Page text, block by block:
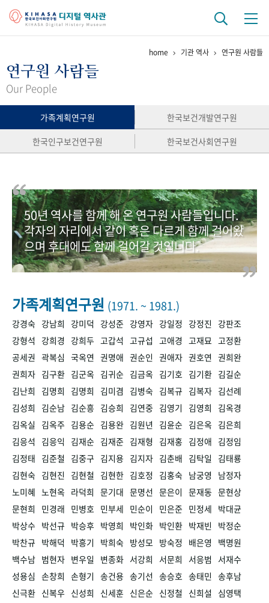
걸어온 길 기관 변천사
연구 역사
정책과 연구 키워드로 보는 연구 역사
연구자들
간행물 변천사
기록물 아카이브
사진 아카이브 문서 기록물 행정박물 영상 기록물
50+1주년 기념
+1
VR 역사관
home 기관 역사 연구원 사람들
연구원 사람들
Our People
가족계획연구원
한국보건개발연구원
한국인구보건연구원
한국보건사회연구원
50년 역사를 함께 해 온 연구원 사람들입니다.
각자의 자리에서 같이 혹은 다르게 함께 걸어왔
으며 후대에도 함께 걸어갈 것입니다.
가족계획연구원 (1971. ~ 1981.)
강경숙 강남희 강미덕 강성준 강영자 강일정 강정진
강판조
강형석
강희경 강희두 고갑석 고규섭 고애경 고재묘 고정환
공세권 곽복심 국옥연 권명애 권순인 권애자 권호연 권희완
권희자 김구환 김군옥 김귀순 김금옥 김기호 김기환 김길순
김난희
김명희 김명희 김미겸 김병숙 김복규 김복자 김선례
김성희
김순남 김순흥 김승희 김연중 김영기 김영희
김옥경
김옥실
김옥주 김용순 김용완 김원년 김윤순 김은옥 김은희
김응석
김응익 김재순 김재준 김재형 김재홍 김정애 김정임
김정태 김준철 김중구 김지용 김지자 김춘배 김탁일
김태룡
김현숙 김현진 김현철 김현한 김호정 김홍숙 남궁영
남정자
노미혜 노현옥 라덕희 문기대 문명선 문은이 문재동 문현상
문현희
민경래 민병호 민부세 민순이 민은준 민정세 박대균
박상수 박선규 박승후 박영희 박인화 박인환 박재빈
박정순
박찬규 박해덕 박흥기 박희숙 방성모 방숙정 배은영
백명원
백수남 범현자 변우일 변종화 서강희 서문희 서응범
서재수
성용심 손창희 손형기 송건용 송기선 송승호 송태민 송후남
신극환 신복우 신성희 신세훈 신은순 신정철 신희설
심영택